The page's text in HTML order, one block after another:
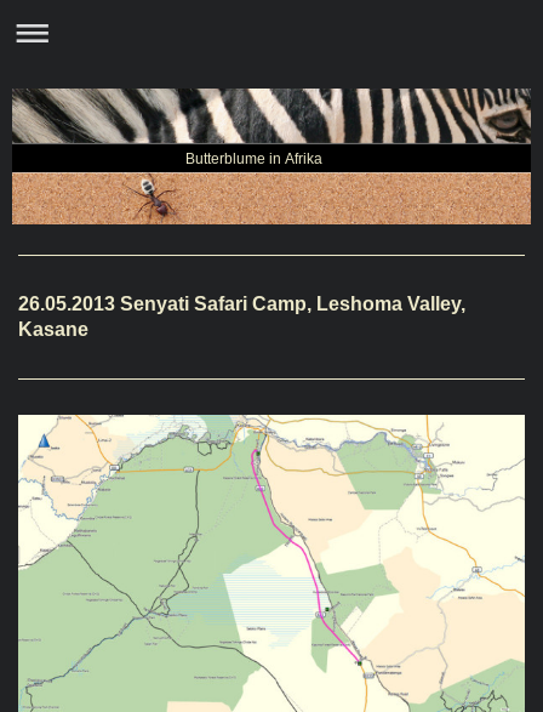
Butterblume in Afrika
26.05.2013 Senyati Safari Camp, Leshoma Valley,
Kasane